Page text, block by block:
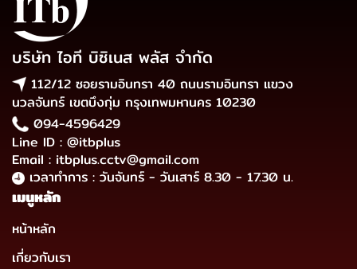
บริษัท ไอที บิซิเนส พลัส จำกัด
112/12 ซอยรามอินทรา 40 ถนนรามอินทรา แขวง
นวลจันทร์ เขตบึงกุ่ม กรุงเทพมหานคร 10230
094-4596429
Line ID : @itbplus
Email : itbplus.cctv@gmail.com
เวลาทำการ : วันจันทร์ - วันเสาร์ 8.30 - 17.30 น.
เมนูหลัก
หน้าหลัก
เกี่ยวกับเรา